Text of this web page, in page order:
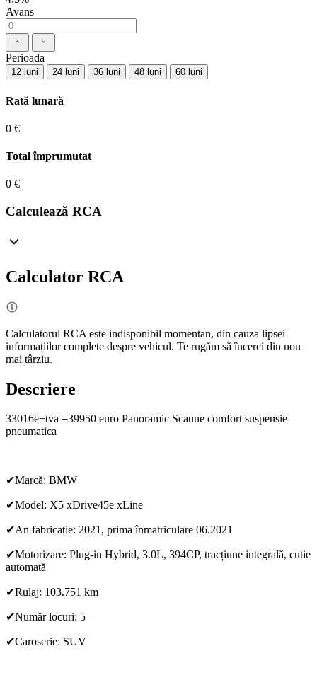
Avans
Perioada
12 luni 24 luni 36 luni 48 luni 60 luni
Rată lunară
0 €
Total împrumutat
0 €
Calculează RCA
Calculator RCA
Calculatorul RCA este indisponibil momentan, din cauza lipsei
informațiilor complete despre vehicul. Te rugăm să încerci din nou
mai târziu.
Descriere
33016e+tva =39950 euro Panoramic Scaune comfort suspensie
pneumatica
✔Marcă: BMW
✔Model: X5 xDrive45e xLine
✔An fabricație: 2021, prima înmatriculare 06.2021
✔Motorizare: Plug-in Hybrid, 3.0L, 394CP, tracțiune integrală, cutie
automată
✔Rulaj: 103.751 km
✔Număr locuri: 5
✔Caroserie: SUV